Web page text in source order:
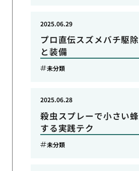
プロ直伝スズメバチ駆
と装備
2025.06.29
未分類
殺虫スプレーで小さい
する実践テク
2025.06.28
未分類